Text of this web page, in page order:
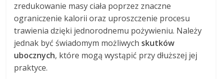
zredukowanie masy ciała poprzez znaczne
ograniczenie kalorii oraz uproszczenie procesu
trawienia dzięki jednorodnemu pożywieniu. Należy
jednak być świadomym możliwych skutków
ubocznych, które mogą wystąpić przy dłuższej jej
praktyce.